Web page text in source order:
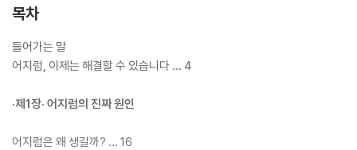
목차
들어가는 말
어지럼, 이제는 해결할 수 있습니다 … 4
·제1장· 어지럼의 진짜 원인
어지럼은 왜 생길까? … 16